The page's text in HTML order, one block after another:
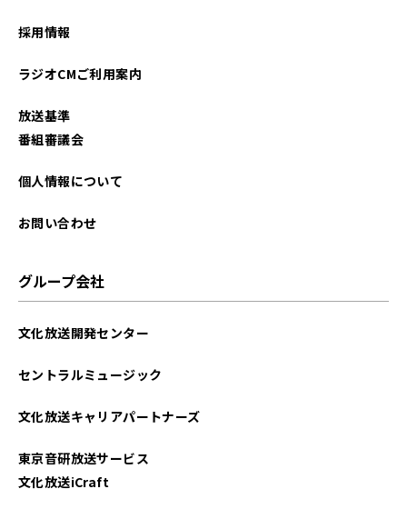
採用情報
ラジオCMご利用案内
放送基準
番組審議会
個人情報について
お問い合わせ
グループ会社
文化放送開発センター
セントラルミュージック
文化放送キャリアパートナーズ
東京音研放送サービス
文化放送iCraft